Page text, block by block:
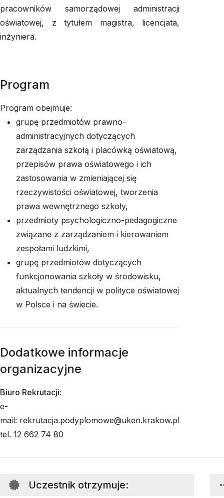
pracowników samorządowej administracji
oświatowej, z tytułem magistra, licencjata,
inżyniera.
Program
Program obejmuje:
grupę przedmiotów prawno-
administracyjnych dotyczących
zarządzania szkołą i placówką oświatową,
przepisów prawa oświatowego i ich
zastosowania w zmieniającej się
rzeczywistości oświatowej, tworzenia
prawa wewnętrznego szkoły,
przedmioty psychologiczno-pedagogiczne
związane z zarządzaniem i kierowaniem
zespołami ludzkimi,
grupę przedmiotów dotyczących
funkcjonowania szkoły w środowisku,
aktualnych tendencji w polityce oświatowej
w Polsce i na świecie.
Dodatkowe informacje
organizacyjne
Biuro Rekrutacji:
e-
mail: rekrutacja.podyplomowe@uken.krakow.pl
tel. 12 662 74 80
Uczestnik otrzymuje: